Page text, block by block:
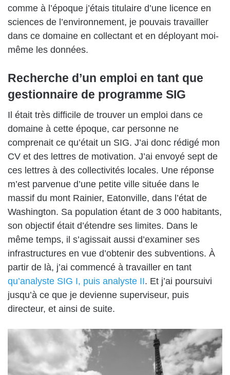
comme à l’époque j’étais titulaire d’une licence en
sciences de l’environnement, je pouvais travailler
dans ce domaine en collectant et en déployant moi-
même les données.
Recherche d’un emploi en tant que
gestionnaire de programme SIG
Il était très difficile de trouver un emploi dans ce
domaine à cette époque, car personne ne
comprenait ce qu’était un SIG. J’ai donc rédigé mon
CV et des lettres de motivation. J’ai envoyé sept de
ces lettres à des collectivités locales. Une réponse
m’est parvenue d’une petite ville située dans le
massif du mont Rainier, Eatonville, dans l’état de
Washington. Sa population étant de 3 000 habitants,
son objectif était d’étendre ses limites. Dans le
même temps, il s’agissait aussi d’examiner ses
infrastructures en vue d’obtenir des subventions. À
partir de là, j’ai commencé à travailler en tant
qu’analyste SIG I, puis analyste II. Et j’ai poursuivi
jusqu’à ce que je devienne superviseur, puis
directeur, et ainsi de suite.